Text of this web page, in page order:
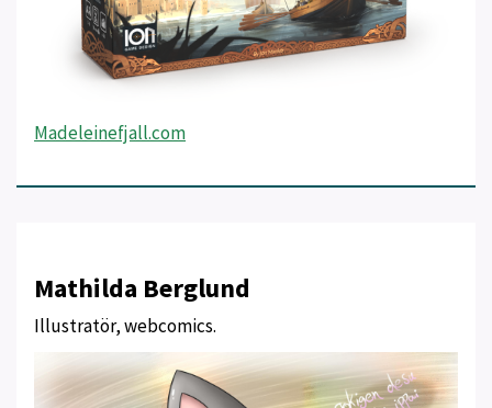
Madeleinefjall.com
Mathilda Berglund
Illustratör, webcomics.